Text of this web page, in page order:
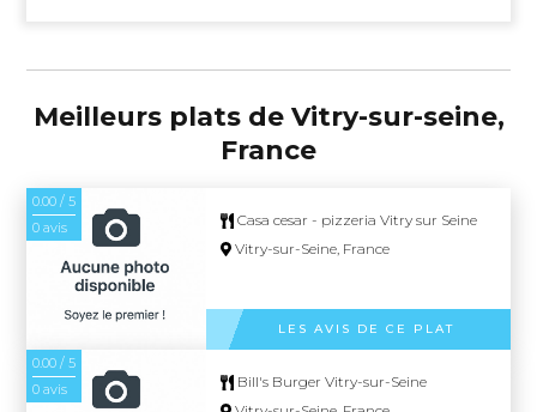
Meilleurs plats de Vitry-sur-seine,
France
0.00 / 5
0 avis
Casa cesar - pizzeria Vitry sur Seine
Vitry-sur-Seine, France
LES AVIS DE CE PLAT
0.00 / 5
0 avis
Bill's Burger Vitry-sur-Seine